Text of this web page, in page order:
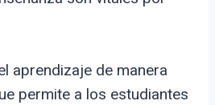
aprendizaje de manera
permite a los estudiantes